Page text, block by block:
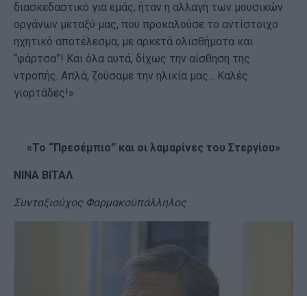
διασκεδαστικό για εμάς, ήταν η αλλαγή των μουσικών
οργάνων μεταξύ μας, που προκαλούσε το αντίστοιχο
ηχητικό αποτέλεσμα, με αρκετά ολισθήματα και
“φάρτσα”! Και όλα αυτά, δίχως την αίσθηση της
ντροπής. Απλά, ζούσαμε την ηλικία μας... Καλές
γιορτάδες!»
«Το “Πρεσέμπιο” και οι λαμαρίνες του Στεργίου»
ΝΙΝΑ ΒΙΤΑΛ
Συνταξιούχος Φαρμακοϋπάλληλος